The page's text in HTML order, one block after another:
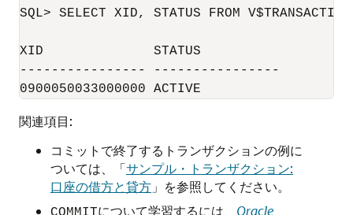
SQL> SELECT XID, STATUS FROM
XID              STATUS
---------------- ----------------
0900050033000000 ACTIVE
関連項目:
コミットで終了するトランザクションの例に
ついては、
「サンプル・トランザクション:
口座の借方と貸方 」 を参照してください。
について学習するには、 Oracle